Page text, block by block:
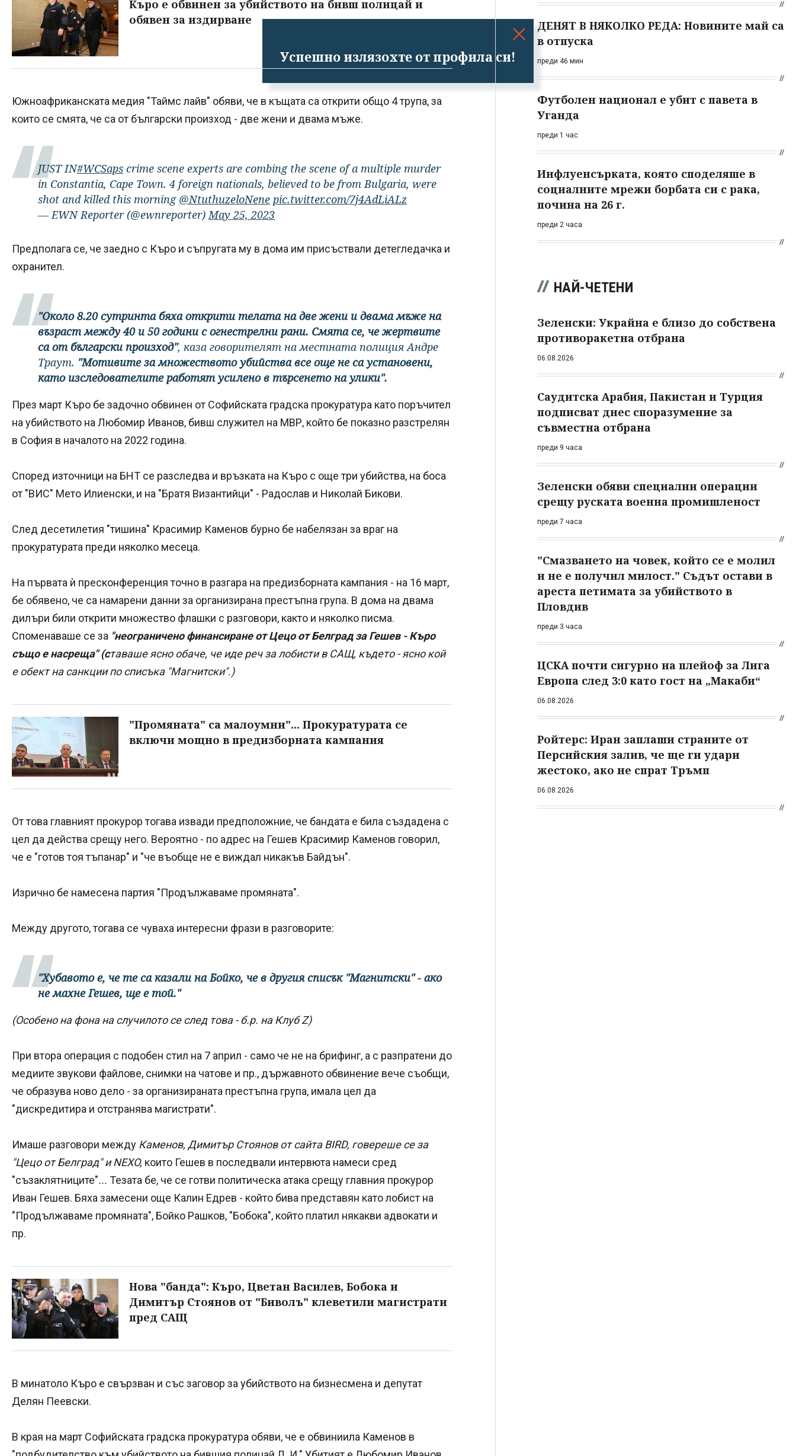
Успешно излязохте от профила си!
Къро е обвинен за убийството на бивш полицай и
обявен за издирване
Южноафриканската медия "Таймс лайв" обяви, че в къщата са открити общо 4 трупа, за
които се смята, че са от български произход - две жени и двама мъже.
JUST IN#WCSaps crime scene experts are combing the scene of a multiple murder
in Constantia, Cape Town. 4 foreign nationals, believed to be from Bulgaria, were
shot and killed this morning @NtuthuzeloNene pic.twitter.com/7j4AdLiALz
— EWN Reporter (@ewnreporter) May 25, 2023
Предполага се, че заедно с Къро и съпругата му в дома им присъствали детегледачка и
охранител.
"Около 8.20 сутринта бяха открити телата на две жени и двама мъже на
възраст между 40 и 50 години с огнестрелни рани. Смята се, че жертвите
са от български произход", каза говорителят на местната полиция Андре
Траут. "Мотивите за множеството убийства все още не са установени,
като изследователите работят усилено в търсенето на улики".
През март Къро бе задочно обвинен от Софийската градска прокуратура като поръчител
на убийството на Любомир Иванов, бивш служител на МВР, който бе показно разстрелян
в София в началото на 2022 година.
Според източници на БНТ се разследва и връзката на Къро с още три убийства, на боса
от "ВИС" Мето Илиенски, и на "Братя Византийци" - Радослав и Николай Бикови.
След десетилетия "тишина" Красимир Каменов бурно бе набелязан за враг на
прокуратурата преди няколко месеца.
На първата ѝ пресконференция точно в разгара на предизборната кампания - на 16 март,
бе обявено, че са намарени данни за организирана престъпна група. В дома на двама
дилъри били открити множество флашки с разговори, както и няколко писма.
Споменаваше се за "неограничено финансиране от Цецо от Белград за Гешев - Къро
също е насреща" (ставаше ясно обаче, че иде реч за лобисти в САЩ, където - ясно кой
е обект на санкции по списъка "Магнитски".)
"Промяната" са малоумни"... Прокуратурата се
включи мощно в предизборната кампания
От това главният прокурор тогава извади предположние, че бандата е била създадена с
цел да действа срещу него. Вероятно - по адрес на Гешев Красимир Каменов говорил,
че е "готов тоя тъпанар" и "че въобще не е виждал никакъв Байдън".
Изрично бе намесена партия "Продължаваме промяната".
Между другото, тогава се чуваха интересни фрази в разговорите:
"Хубавото е, че те са казали на Бойко, че в другия списък "Магнитски" - ако
не махне Гешев, ще е той."
(Особено на фона на случилото се след това - б.р. на Клуб Z)
При втора операция с подобен стил на 7 април - само че не на брифинг, а с разпратени до
медиите звукови файлове, снимки на чатове и пр., държавното обвинение вече съобщи,
че образува ново дело - за организираната престъпна група, имала цел да
"дискредитира и отстранява магистрати".
Имаше разговори между Каменов, Димитър Стоянов от сайта BIRD, говереше се за
"Цецо от Белград" и NEXO, които Гешев в последвали интервюта намеси сред
"съзаклятниците"... Тезата бе, че се готви политическа атака срещу главния прокурор
Иван Гешев. Бяха замесени още Калин Едрев - който бива представян като лобист на
"Продължаваме промяната", Бойко Рашков, "Бобока", който платил някакви адвокати и
пр.
Нова "банда": Къро, Цветан Василев, Бобока и
Димитър Стоянов от "Биволъ" клеветили магистрати
пред САЩ
В минатоло Къро е свързван и със заговор за убийството на бизнесмена и депутат
Делян Пеевски.
В края на март Софийската градска прокуратура обяви, че е обвиниила Каменов в
ДЕНЯТ В НЯКОЛКО РЕДА: Новините май са
в отпуска
преди 46 мин
Футболен национал е убит с павета в
Уганда
преди 1 час
Инфлуенсърката, която споделяше в
социалните мрежи борбата си с рака,
почина на 26 г.
преди 2 часа
НАЙ-ЧЕТЕНИ
Зеленски: Украйна е близо до собствена
противоракетна отбрана
06.08.2026
Саудитска Арабия, Пакистан и Турция
подписват днес споразумение за
съвместна отбрана
преди 9 часа
Зеленски обяви специални операции
срещу руската военна промишленост
преди 7 часа
"Смазването на човек, който се е молил
и не е получил милост." Съдът остави в
ареста петимата за убийството в
Пловдив
преди 3 часа
ЦСКА почти сигурно на плейоф за Лига
Европа след 3:0 като гост на „Макаби“
06.08.2026
Ройтерс: Иран заплаши страните от
Персийския залив, че ще ги удари
жестоко, ако не спрат Тръмп
06.08.2026